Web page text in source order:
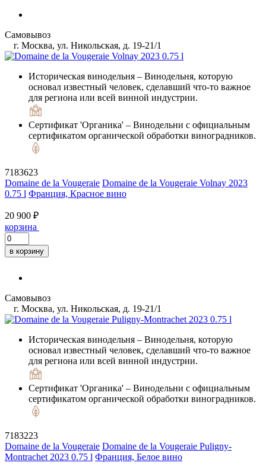
Самовывоз
г. Москва, ул. Никольская, д. 19-21/1
Историческая винодельня – Винодельня, которую
основал известный человек, сделавший что-то важное
для региона или всей винной индустрии.
Сертификат 'Органика' – Винодельни с официальным
сертификатом органической обработки виноградников.
7183623
Domaine de la Vougeraie Domaine de la Vougeraie Volnay 2023
0.75 l Франция, Красное вино
20 900 ₽
корзина
в корзину
Самовывоз
г. Москва, ул. Никольская, д. 19-21/1
Историческая винодельня – Винодельня, которую
основал известный человек, сделавший что-то важное
для региона или всей винной индустрии.
Сертификат 'Органика' – Винодельни с официальным
сертификатом органической обработки виноградников.
7183223
Domaine de la Vougeraie Domaine de la Vougeraie Puligny-
Montrachet 2023 0.75 l Франция, Белое вино